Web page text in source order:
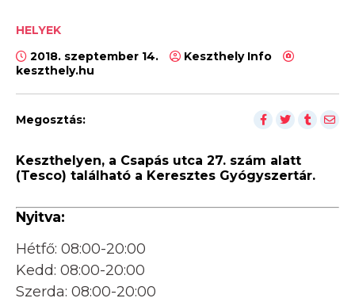
HELYEK
2018. szeptember 14.
Keszthely Info
keszthely.hu
Megosztás:
Keszthelyen, a Csapás utca 27. szám alatt
(Tesco) található a Keresztes Gyógyszertár.
Nyitva:
Hétfő: 08:00-20:00
Kedd: 08:00-20:00
Szerda: 08:00-20:00